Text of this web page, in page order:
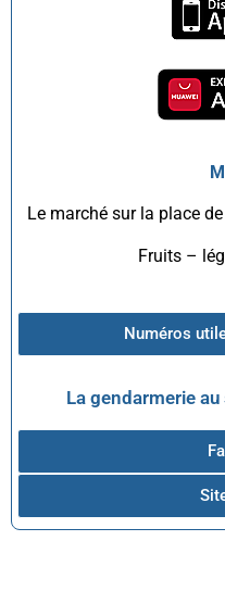
Le marché sur la place
Fruits –
Numéros
La gendarmerie